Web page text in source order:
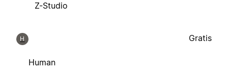
Z-Studio
H
Human
Gratis